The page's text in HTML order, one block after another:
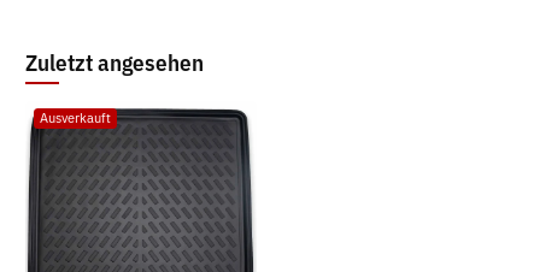
Zuletzt angesehen
Ausverkauft